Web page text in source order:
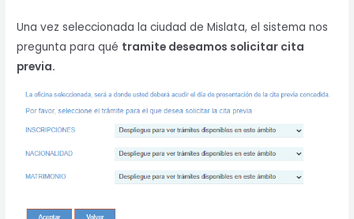
Una vez seleccionada la ciudad de Mislata, el sistema nos
pregunta para qué tramite deseamos solicitar cita
previa.